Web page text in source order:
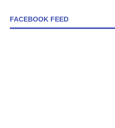
FACEBOOK FEED